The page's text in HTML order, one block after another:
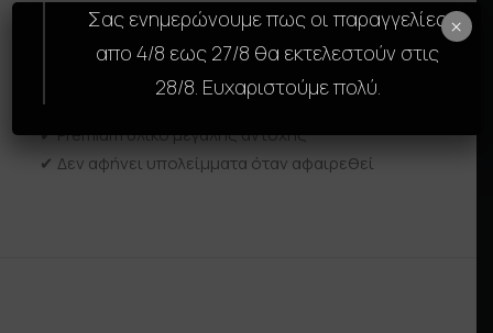
✔ Τέλεια εφαρμογή για iPad
✔ Προστασία από γρατζουνιές και φθορά
✔ Ultra λεπτό design
✔ Εύκολη εφαρμογή χωρίς φυσαλίδες
✔ Premium υλικό μεγάλης αντοχής
✔ Δεν αφήνει υπολείμματα όταν αφαιρεθεί
Σας ενημερώνουμε πως οι παραγγελίες
απο 4/8 εως 27/8 θα εκτελεστούν στις
28/8. Ευχαριστούμε πολύ.
×